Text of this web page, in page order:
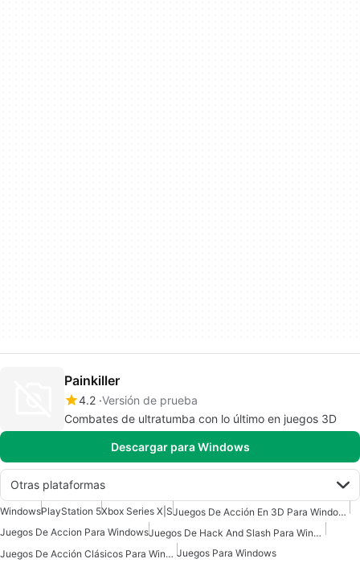
Painkiller
4.2 Versión de prueba
Combates de ultratumba con lo último en juegos 3D
Descargar para Windows
Otras plataformas
WindowsPlayStation 5Xbox Series X|S
Juegos De Acción En 3D Para Windows
Juegos De Accion Para Windows
Juegos De Hack And Slash Para Windows
Juegos De Acción Clásicos Para Windows Juegos Para Windows